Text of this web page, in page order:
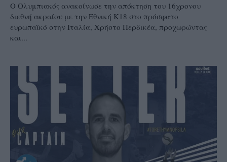
Ο Ολυμπιακός ανακοίνωσε την απόκτηση του 16χρονου
διεθνή ακραίου με την Εθνική Κ18 στο πρόσφατο
ευρωπαϊκό στην Ιταλία, Χρήστο Περδικέα, προχωρώντας
και...